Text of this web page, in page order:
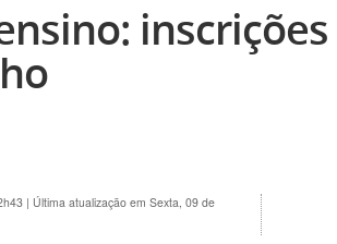
| Última atualização em Sexta, 09 de